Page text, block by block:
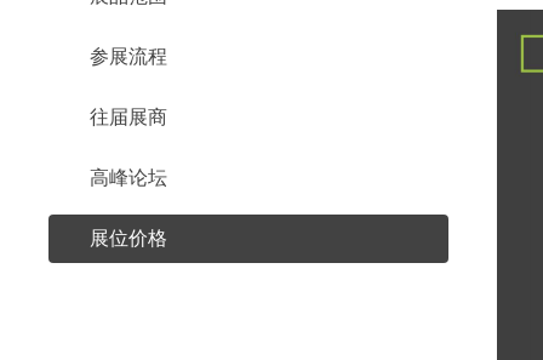
参展流程
往届展商
高峰论坛
展位价格